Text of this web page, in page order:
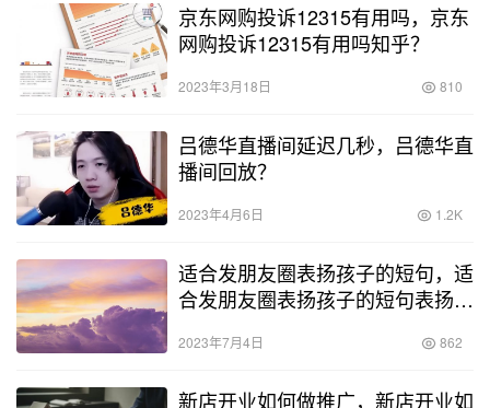
京东网购投诉12315有用吗，京东
网购投诉12315有用吗知乎？
2023年3月18日 810
吕德华直播间延迟几秒，吕德华直
播间回放？
2023年4月6日 1.2K
适合发朋友圈表扬孩子的短句，适
合发朋友圈表扬孩子的短句表扬优
2023年7月4日 862
新店开业如何做推广，新店开业如